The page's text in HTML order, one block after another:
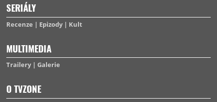
SERIÁLY
Recenze Epizody Kult
MULTIMEDIA
Trailery Galerie
O TVZONE